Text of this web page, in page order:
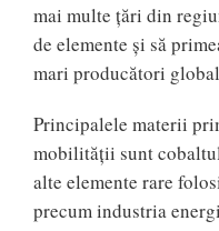
mai multe ţări din
de elemente şi să
mari producători
Principalele materii
mobilităţii sunt
alte elemente rare
precum industria